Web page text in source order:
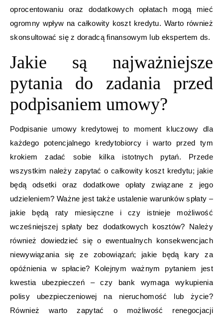
oprocentowaniu oraz dodatkowych opłatach mogą mieć
ogromny wpływ na całkowity koszt kredytu. Warto również
skonsultować się z doradcą finansowym lub ekspertem ds.
Jakie są najważniejsze
pytania do zadania przed
podpisaniem umowy?
Podpisanie umowy kredytowej to moment kluczowy dla
każdego potencjalnego kredytobiorcy i warto przed tym
krokiem zadać sobie kilka istotnych pytań. Przede
wszystkim należy zapytać o całkowity koszt kredytu; jakie
będą odsetki oraz dodatkowe opłaty związane z jego
udzieleniem? Ważne jest także ustalenie warunków spłaty –
jakie będą raty miesięczne i czy istnieje możliwość
wcześniejszej spłaty bez dodatkowych kosztów? Należy
również dowiedzieć się o ewentualnych konsekwencjach
niewywiązania się ze zobowiązań; jakie będą kary za
opóźnienia w spłacie? Kolejnym ważnym pytaniem jest
kwestia ubezpieczeń – czy bank wymaga wykupienia
polisy ubezpieczeniowej na nieruchomość lub życie?
Również warto zapytać o możliwość renegocjacji